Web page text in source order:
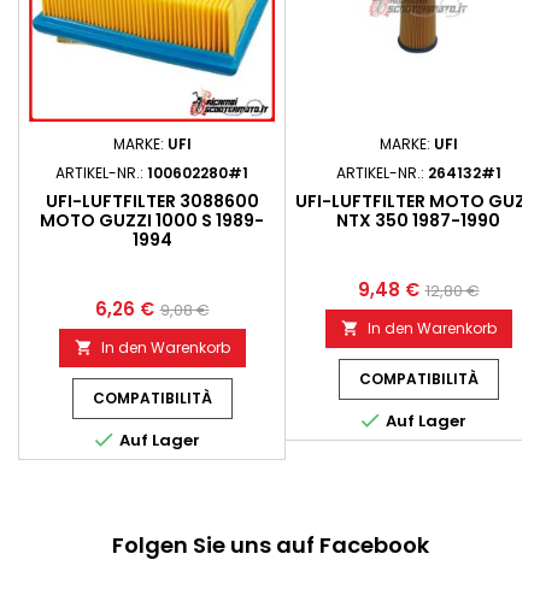
MARKE: UFI
ARTIKEL-NR.: 100602280#1
UFI-LUFTFILTER 3088600
MOTO GUZZI 1000 S 1989-
1994
6,26 € 9,08 €
 In den Warenkorb
COMPATIBILITÀ
 Auf Lager
MARKE: UFI
ARTIKEL-NR.: 264132#1
UFI-LUFTFILTER MOTO GUZZI
NTX 350 1987-1990
9,48 € 12,80 €
 In den Warenkorb
COMPATIBILITÀ
 Auf Lager
Folgen Sie uns auf Facebook